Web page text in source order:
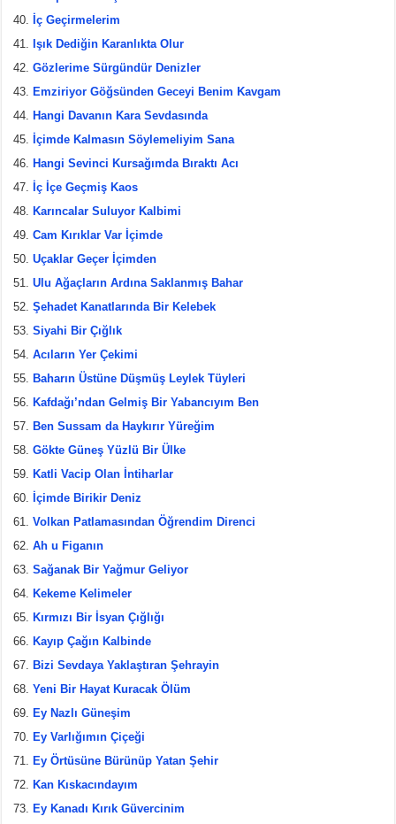
İç Geçirmelerim
Işık Dediğin Karanlıkta Olur
Gözlerime Sürgündür Denizler
Emziriyor Göğsünden Geceyi Benim Kavgam
Hangi Davanın Kara Sevdasında
İçimde Kalmasın Söylemeliyim Sana
Hangi Sevinci Kursağımda Bıraktı Acı
İç İçe Geçmiş Kaos
Karıncalar Suluyor Kalbimi
Cam Kırıklar Var İçimde
Uçaklar Geçer İçimden
Ulu Ağaçların Ardına Saklanmış Bahar
Şehadet Kanatlarında Bir Kelebek
Siyahi Bir Çığlık
Acıların Yer Çekimi
Baharın Üstüne Düşmüş Leylek Tüyleri
Kafdağı’ndan Gelmiş Bir Yabancıyım Ben
Ben Sussam da Haykırır Yüreğim
Gökte Güneş Yüzlü Bir Ülke
Katli Vacip Olan İntiharlar
İçimde Birikir Deniz
Volkan Patlamasından Öğrendim Direnci
Ah u Figanın
Sağanak Bir Yağmur Geliyor
Kekeme Kelimeler
Kırmızı Bir İsyan Çığlığı
Kayıp Çağın Kalbinde
Bizi Sevdaya Yaklaştıran Şehrayin
Yeni Bir Hayat Kuracak Ölüm
Ey Nazlı Güneşim
Ey Varlığımın Çiçeği
Ey Örtüsüne Bürünüp Yatan Şehir
Kan Kıskacındayım
Ey Kanadı Kırık Güvercinim